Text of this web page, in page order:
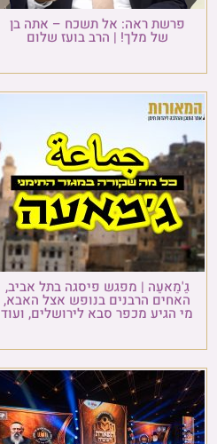
פרשת ראה: אל תשכח – אתה בן
של מלך! | הרב בועז שלום
גַ'מַאעַה | מפגש פיסגה בתל אביב,
האחים הרבנים בנופש אצל האבא,
מי הגיע מכפר סבא לירושלים, ועוד